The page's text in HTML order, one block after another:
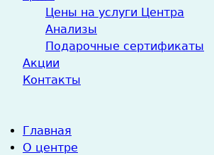
Цены на услуги Центра
Анализы
Подарочные сертификаты
Акции
Контакты
Главная
О центре